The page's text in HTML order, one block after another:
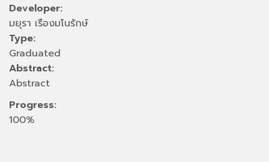
Developer:
มยุรา เรืองมโนรักษ์
Type:
Graduated
Abstract:
Abstract
Progress:
100%